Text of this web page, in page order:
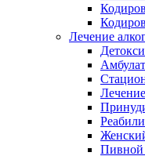
Лечение
Пивной